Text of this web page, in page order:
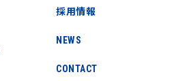
採用情報
NEWS
CONTACT